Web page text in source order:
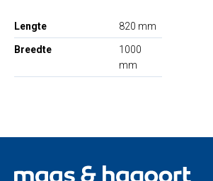
Lengte 820 mm
Breedte
1000
mm